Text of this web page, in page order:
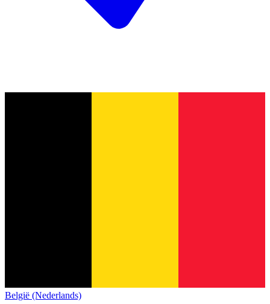
België (Nederlands)